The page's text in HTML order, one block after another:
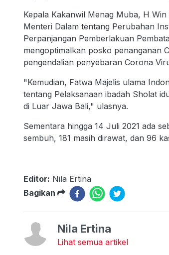
Kepala Kakanwil Menag Muba, H
Menteri Dalam tentang Perubahan
Perpanjangan Pemberlakuan
mengoptimalkan posko penanganan
pengendalian penyebaran Corona
"Kemudian, Fatwa Majelis ulama
tentang Pelaksanaan ibadah Sholat
di Luar Jawa Bali," ulasnya.
Sementara hingga 14 Juli 2021 ada
sembuh, 181 masih dirawat, dan 96
Editor: Nila Ertina
Bagikan
Nila Ertina
Lihat semua artikel